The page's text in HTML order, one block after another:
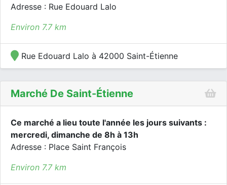
Adresse : Rue Edouard Lalo
Environ 7.7 km
Rue Edouard Lalo à 42000 Saint-Étienne
Marché De Saint-Étienne
Ce marché a lieu toute l'année les jours suivants :
mercredi, dimanche de 8h à 13h
Adresse : Place Saint François
Environ 7.7 km